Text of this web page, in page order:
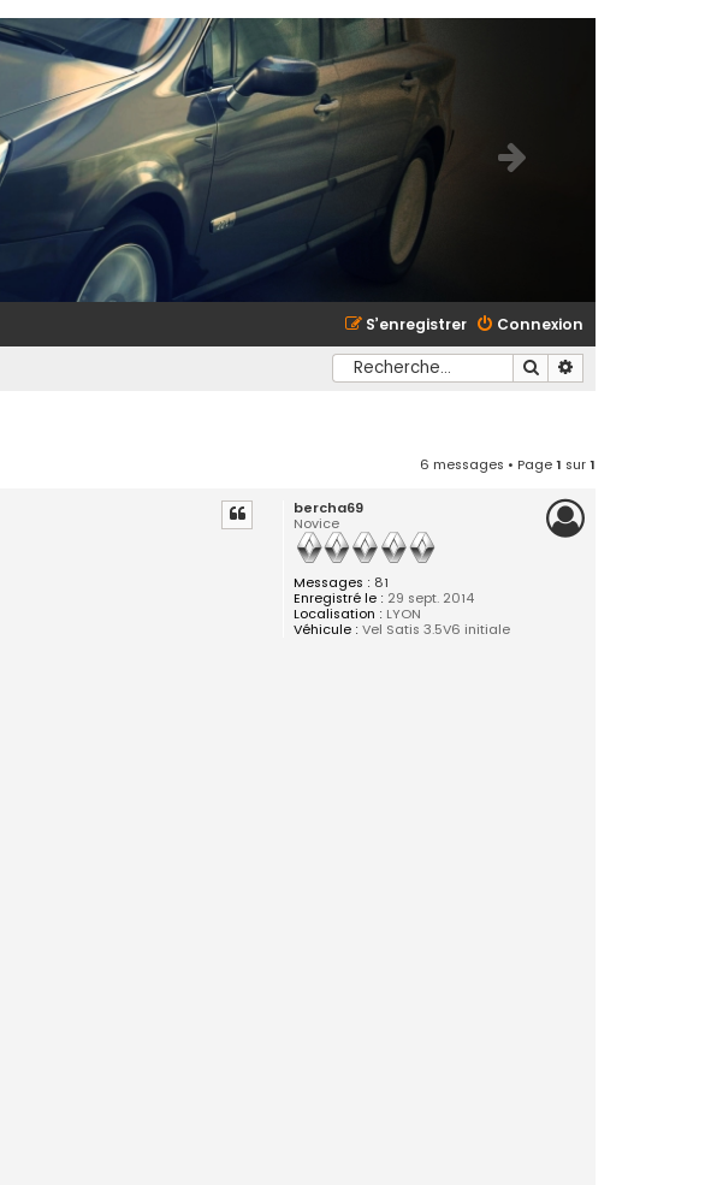
Connexion
S’enregistrer
Rechercher
6 messages • Page1 sur1
bercha69
Novice
Messages : 81
Enregistré le : 29 sept. 2014
Localisation : LYON
Véhicule : Vel Satis 3.5V6 initiale